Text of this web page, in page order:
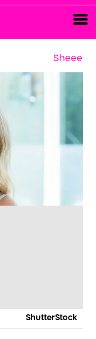
Sheee
ShutterStock